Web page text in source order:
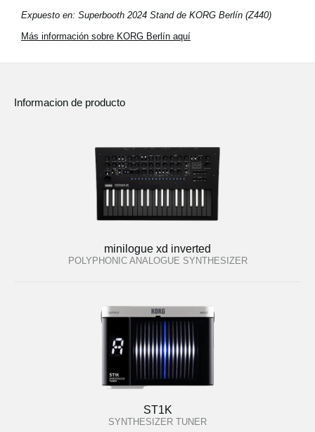
Expuesto en: Superbooth 2024 Stand de KORG Berlín (Z440)
Más información sobre KORG Berlín aquí
Informacion de producto
minilogue xd inverted
POLYPHONIC ANALOGUE SYNTHESIZER
ST1K
SYNTHESIZER TUNER